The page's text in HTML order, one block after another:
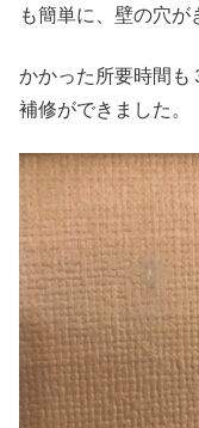
も簡単に、壁の穴が
かかった所要時間も
補修ができました。